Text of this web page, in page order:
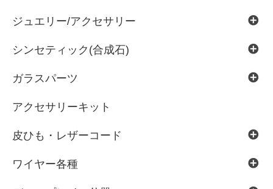
ジュエリー/アクセサリー
シンセティック(合成石)
ガラスパーツ
アクセサリーキット
皮ひも・レザーコード
ワイヤー各種